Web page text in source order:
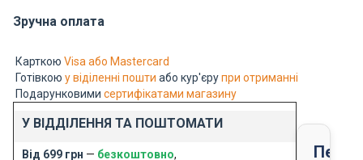
Зручна оплата
Карткою Visa або Mastercard
Готівкою у віділенні пошти або кур'єрупри отриманні
Подарунковими сертифікатами магазину
У ВІДДІЛЕННЯ ТА ПОШТОМАТИ
Від 699 грн — безкоштовно,